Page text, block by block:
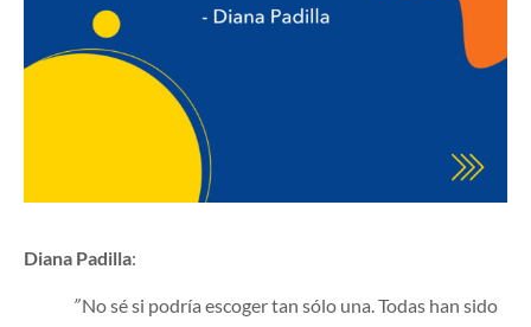
Diana Padilla:
”No sé si podría escoger tan sólo una. Todas han sido